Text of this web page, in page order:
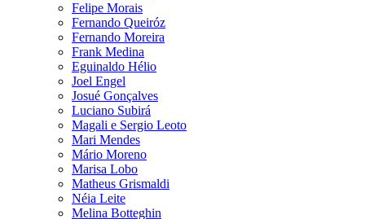
Felipe Morais
Fernando Queiróz
Fernando Moreira
Frank Medina
Eguinaldo Hélio
Joel Engel
Josué Gonçalves
Luciano Subirá
Magali e Sergio Leoto
Mari Mendes
Mário Moreno
Marisa Lobo
Matheus Grismaldi
Néia Leite
Melina Botteghin